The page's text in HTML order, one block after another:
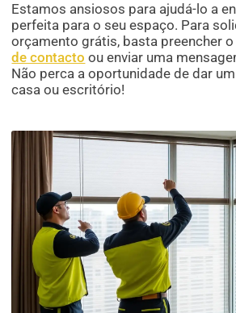
Estamos ansiosos para ajudá-lo a
perfeita para o seu espaço. Para
orçamento grátis, basta preencher
de contacto ou enviar uma
Não perca a oportunidade de dar
casa ou escritório!